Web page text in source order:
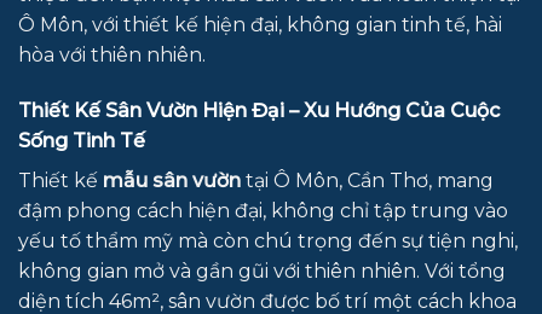
Ô Môn, với thiết kế hiện đại, không gian tinh tế, hài
hòa với thiên nhiên.
Thiết Kế Sân Vườn Hiện Đại – Xu Hướng Của Cuộc
Sống Tinh Tế
Thiết kế mẫu sân vườn tại Ô Môn, Cần Thơ, mang
đậm phong cách hiện đại, không chỉ tập trung vào
yếu tố thẩm mỹ mà còn chú trọng đến sự tiện nghi,
không gian mở và gần gũi với thiên nhiên. Với tổng
diện tích 46m², sân vườn được bố trí một cách khoa